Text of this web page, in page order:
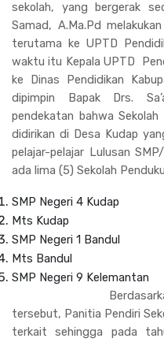
sekolah, yang bergerak
Samad, A.Ma.Pd
terutama ke UPTD
waktu itu Kepala UPTD
ke Dinas Pendidikan
dipimpin Bapak Drs.
pendekatan bahwa
didirikan di Desa Kudap
pelajar-pelajar Lulusan
ada lima (5) Sekolah
SMP Negeri 4 Kudap
Mts Kudap
SMP Negeri 1 Bandul
Mts Bandul
SMP Negeri 9 Kelemantan
Berdasarkan
tersebut, Panitia Pendiri
terkait sehingga pada